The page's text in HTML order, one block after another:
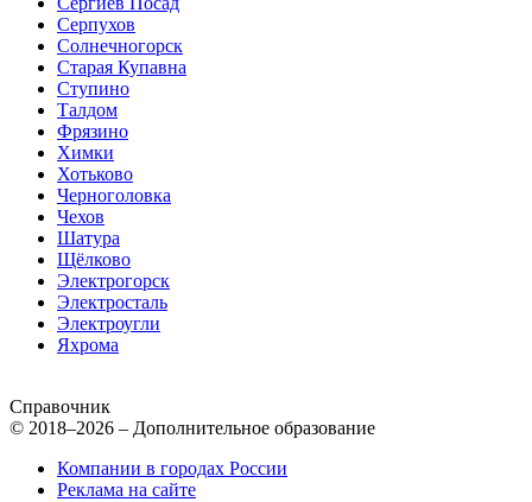
Серпухов
Солнечногорск
Старая Купавна
Ступино
Талдом
Фрязино
Химки
Хотьково
Черноголовка
Чехов
Шатура
Щёлково
Электрогорск
Электросталь
Электроугли
Яхрома
Справочник
© 2018–2026 – Дополнительное образование
Компании в городах России
Реклама на сайте